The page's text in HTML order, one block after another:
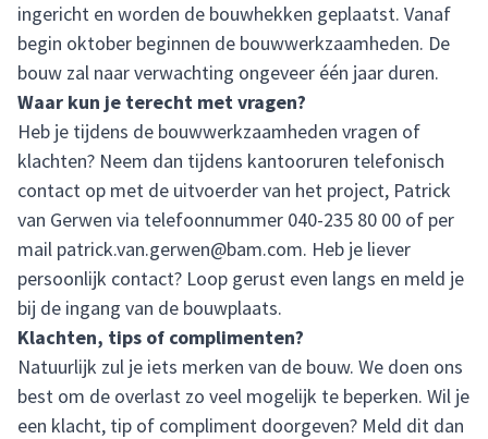
ingericht en worden de bouwhekken geplaatst. Vanaf
begin oktober beginnen de bouwwerkzaamheden. De
bouw zal naar verwachting ongeveer één jaar duren.
Waar kun je terecht met vragen?
Heb je tijdens de bouwwerkzaamheden vragen of
klachten? Neem dan tijdens kantooruren telefonisch
contact op met de uitvoerder van het project, Patrick
van Gerwen via telefoonnummer 040-235 80 00 of per
mail patrick.van.gerwen@bam.com. Heb je liever
persoonlijk contact? Loop gerust even langs en meld je
bij de ingang van de bouwplaats.
Klachten, tips of complimenten?
Natuurlijk zul je iets merken van de bouw. We doen ons
best om de overlast zo veel mogelijk te beperken. Wil je
een klacht, tip of compliment doorgeven? Meld dit dan